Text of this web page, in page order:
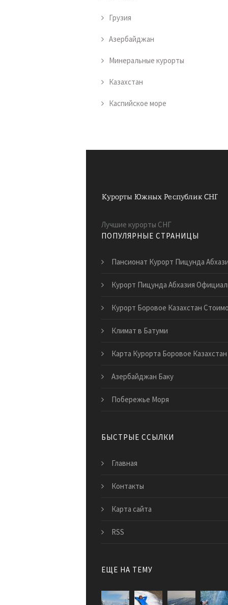
Грузия
Азербайджан
Минеральные курорты
Казахстан
Каспийское море
Лучшие курорты СНГ
ПОПУЛЯРНЫЕ СТРАНИЦЫ
Пансионат Курорт Пицунда
Курорт Пицунда Абхазия
Курорт Боровое Казахстан
Климат в Батуми
Карта Курорта Боровое Казахстан
Азербайджан Баку
Побережье Моря
БЫСТРЫЕ ССЫЛКИ
Главная
Контакты
Карта сайта
RSS
ЕЩЕ НА ТЕМУ